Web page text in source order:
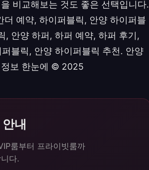
비교해보는 것도 좋은 선택입니다.
예약, 하이퍼블릭, 안양 하이퍼블
, 안양 하퍼, 하퍼 예약, 하퍼 후기,
블릭, 안양 하이퍼블릭 추천. 안양
정보 한눈에 © 2025
내
룸부터 프라이빗룸까
다.